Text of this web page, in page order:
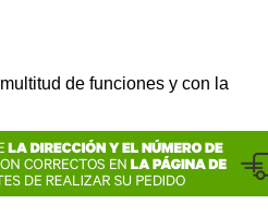
de funciones y con la